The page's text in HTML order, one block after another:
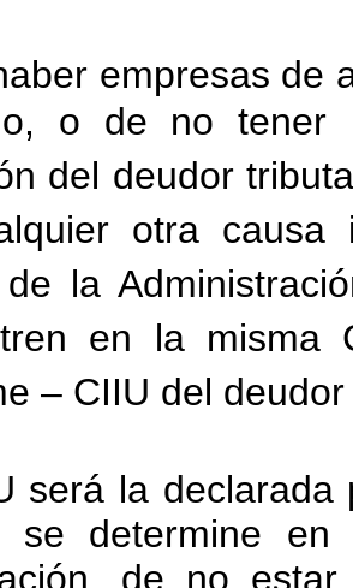
empresas de
o de no tener
del deudor
otra
la
en la misma
– CIIU del
será la
se determine en
de no